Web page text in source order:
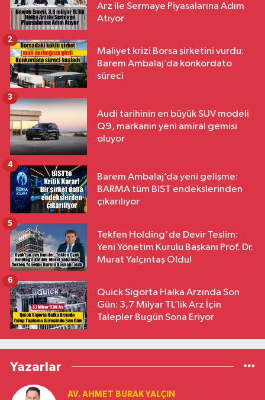
Arz ile Sermaye Piyasalarına Adım
Atıyor
Maliyet krizi Borsa şirketini vurdu:
Barem Ambalaj’da konkordato
süreci
2
Audi tarihinin en büyük SUV modeli
Q9, markanın yeni amiral gemisi
oluyor
3
Barem Ambalaj’da yeni gelişme:
BARMA tüm BIST endekslerinden
çıkarılıyor
4
Tekfen Holding'de Devir Teslim:
Yeni Yönetim Kurulu Başkanı Prof. Dr.
Murat Yalçıntaş Oldu!
5
Quick Sigorta Halka Arzında Son
Gün: 3,7 Milyar TL’lik Arz İçin
Talepler Bugün Sona Eriyor
6
Yazarlar
AV. AHMET BURAK YALÇIN